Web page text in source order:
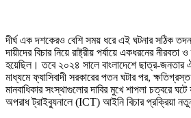
দীর্ঘ এক দশকেরও বেশি সময় ধরে এই ঘটনার সঠিক
দায়ীদের বিচার নিয়ে রাষ্ট্রীয় পর্যায়ে একধরনের
হয়েছিল। তবে ২০২৪ সালে বাংলাদেশে ছাত্র-
মাধ্যমে ফ্যাসিবাদী সরকারের পতন ঘটার পর,
মানবাধিকার সংস্থাগুলোর দাবির মুখে শাপলা চত্বরে
অপরাধ ট্রাইব্যুনালে (ICT) আইনি বিচার প্রক্রিয়া